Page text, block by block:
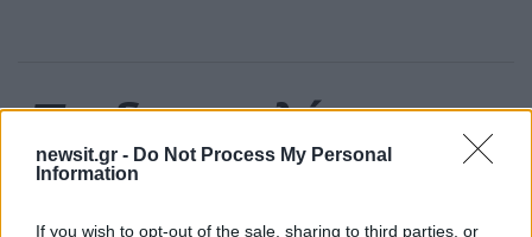
newsit.gr - Do Not Process My Personal
Information
If you wish to opt-out of the sale, sharing to third parties, or
Πιο δημοφιλή
1 Κωνσταντίνος Αργυρός και Αλεξάνδρα
Νίκα κάνουν διακοπές με πολυτελές γιοτ